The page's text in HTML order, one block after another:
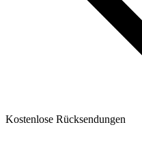
Kostenlose Rücksendungen